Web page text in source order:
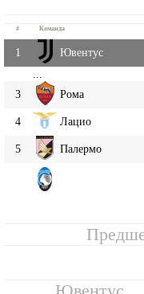
# Команда
1 Ювентус
3
Рома
4 Лацио
5 Палермо